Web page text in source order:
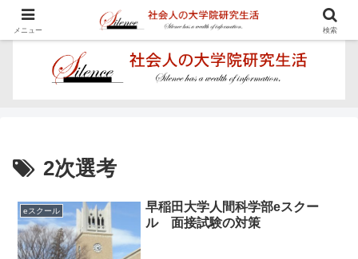
学びを楽しむ - Proposal for Acquiring Doctor's Degree -
2次選考
eスクール
早稲田大学人間科学部eスクー
ル 面接試験の対策
メニュー 検索